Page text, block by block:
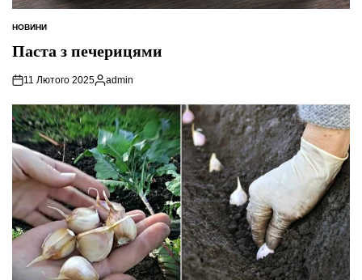
ОПУБЛІКУВАТИ
НОВИНИ
Паста з печерицями
11 Лютого 2025
Опубліковано
admin